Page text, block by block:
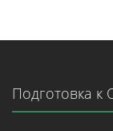
Подготовка к